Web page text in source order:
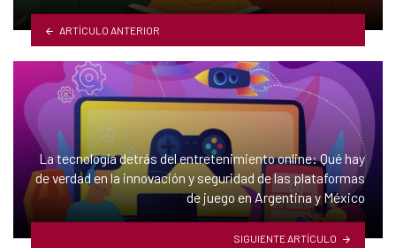
ARTÍCULO ANTERIOR
La tecnología detrás del entretenimiento online: Qué hay
de verdad en la innovación y seguridad de las plataformas
de juego en Argentina y México
SIGUIENTE ARTÍCULO